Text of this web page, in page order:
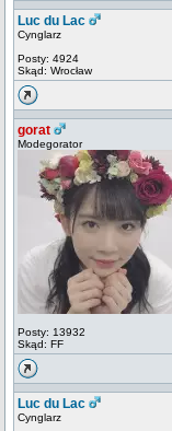
Luc du Lac
Cynglarz
Posty: 4924
Skąd: Wrocław
gorat
Modegorator
Posty: 13932
Skąd: FF
Luc du Lac
Cynglarz